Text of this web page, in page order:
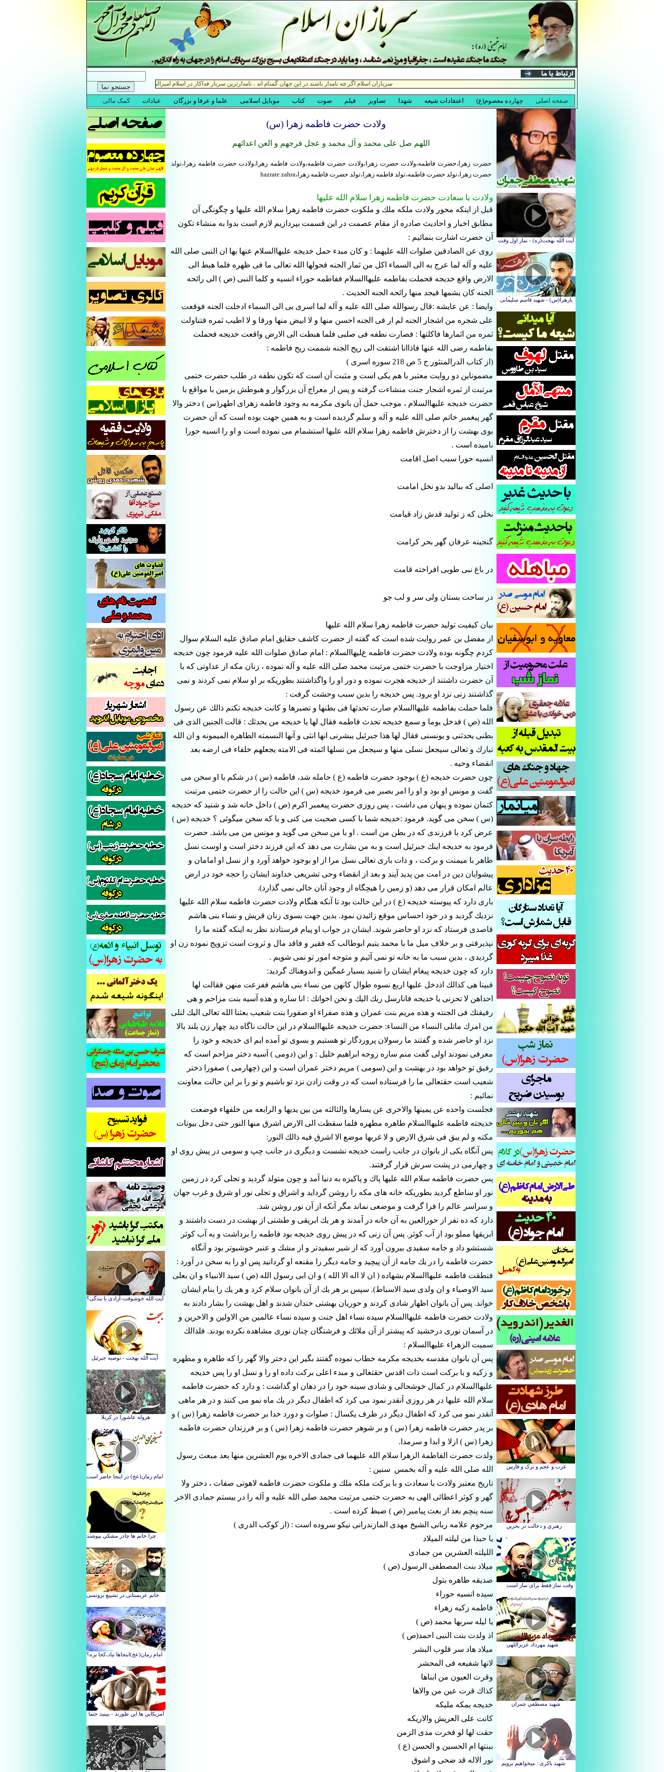
ولادت حضرت فاطمه زهرا (س)
اللهم صل علی محمد و آل محمد و عجل فرجهم و العن اعدائهم
ولادت با سعادت حضرت فاطمه زهرا سلام الله عليها
قبل از اينكه محور ولادت ملكه ملك و ملكوت حضرت فاطمه زهرا سلام الله عليها و چگونگى آن
مطابق اخبار و احاديث صادره از مقام عصمت در اين قسمت بپردازيم لازم است بدوا به منشاء تكون
آن حضرت اشارت بنمائيم :
روى عن الصادقين صلوات الله عليهما : و كان مبدء حمل خديجه عليهاالسلام عنها بها ان النبى صلى الله
عليه و آله لما عرج به الى السماء اكل من ثمار الجنه فحولها الله تعالى ما فى ظهره فلما هبط الى
الارض واقع خديجه فحملت بفاطمه عليهاالسلام ففاطمه حوراء انسيه و كلما النبى (ص ) الى رائحه
الجنه كان يشمها فيجد منها رائحه الجنه الحديث .
وايضا : عن عايشه :قال رسوالله صلى الله عليه و آله لما اسرى بى الى السماء ادخلت الجنه فوقعت
على شجره من اشجار الجنه لم ار فى الجنه احسن منها و لا ابيض منها ورقا و لا اطيب ثمره فتناولت
ثمره من اثمارها فاكلتها : فصارت نطفه فى صلبى فلما هبطت الى الارض واقعت خديجه فحملت
بفاطمه رضى الله عنها فاذاانا اشتقت الى ريح الجنه شممت ريح فاطمه :
(از كتاب الدرالمنثور ج 5 ص 218 سوره اسرى )
مضموناين دو روايت معتبر با هم يكى است و مثبت آن است كه تكون نطفه در طلب حضرت ختمى
مرتبت از ثمره اشجار جنت منشاءت گرفته و پس از معراج آن بزرگوار و هبوطش بزمين با مواقع با
حضرت خديجه عليهاالسلام ، موجب حمل آن بانوى مكرمه به وجود فاطمه زهراى اطهر(س ) دختر والا
گهر پيغمبر خاتم صلى الله عليه و آله و سلم گرديده است و به همين جهت بوده است كه آن حضرت
بوى بهشت را از دخترش فاطمه زهرا سلام الله عليها استشمام مى نموده است و او را انسيه حورا
ناميده است .
انسيه حورا سبب اصل اقامت
اصلى كه بباليد بدو نخل امامت
نخلى كه ز توليد قدش زاد قيامت
گنجينه عرفان گهر بحر كرامت
در باغ نبى طوبى افراخته قامت
در ساحت بستان ولى سر و لب جو
بيان كيفيت توليد حضرت فاطمه زهرا سلام الله عليها
از مفضل بن عمر روايت شده است كه گفته از حضرت كاشف حقايق امام صادق عليه السلام سوال
كردم چگونه بوده ولادت حضرت فاطمه عليهاالسلام : امام صادق صلوات الله عليه فرمود چون خديجه
اختيار مزاوجت با حضرت ختمى مرتبت محمد صلى الله عليه و آله نموده ، زنان مكه از عداوتى كه با
آن حضرت داشتند از خديجه هجرت نموده و دور او را واگذاشتند بطوريكه بر او سلام نمى كردند و نمى
گذاشتند زنى نزد او برود. پس خديجه را بدين سبب وحشت گرفت :
فلما حملت بفاطمه عليهاالسلام صارت تحدثها فى بطنها و تصبرها و كانت خديجه تكتم ذالك عن رسول
الله (ص ) فدخل يوما و سمع خديجه تحدث فاطمه فقال لها يا خديجه من يحدثك : قالت الجنين الذى فى
بطنى يحدثنى و يونسنى فقال لها هذا جبرئيل يبشرنى انها انثى و آنها النسمته الطاهره الميمونه و ان الله
تبارك و تعالى سيجعل نسلى منها و سيجعل من نسلها ائمته فى الامته يجعلهم خلفاء فى ارضه بعد
انقضاء وحيه .
چون حضرت خديجه (ع ) بوجود حضرت فاطمه (ع ) حامله شد، فاطمه (س ) در شكم با او سخن مى
گفت و مونس او بود و او را امر بصبر مى فرمود خديجه (س ) اين حالت را از حضرت ختمى مرتبت
كتمان نموده و پنهان مى داشت ، پس روزى حضرت پيغمبر اكرم (ص ) داخل خانه شد و شنيد كه خديجه
(س ) سخن مى گويد. فرمود :خديجه شما با كسى صحبت مى كنى و با كه سخن ميگوئى ؟ خديجه (س )
عرض كرد با فرزندى كه در بطن من است . او با من سخن مى گويد و مونس من مى باشد. حضرت
فرمود به خديجه اينك جبرئيل است و به من بشارت مى دهد كه اين فرزند دختر است و اوست نسل
طاهر با ميمنت و بركت ، و ذات بارى تعالى نسل مرا از او بوجود خواهد آورد و از نسل او امامان و
پيشوايان دين در امت من پديد آيند و بعد از انقضاء وحى تشريعى خداوند ايشان را حجه خود در ارض ‍
عالم امكان قرار مى دهد (و زمين را هيچگاه از وجود آنان خالى نمى گذارد).
بارى دارد كه پيوسته خديجه (ع ) در اين حالت بود تا آنكه هنگام ولادت حضرت فاطمه سلام الله عليها
نزديك گرديد و در خود احساس موقع زائيدن نمود. بدين جهت بسوى زنان قريش و نساء بنى هاشم
قاصدى فرستاد كه نزد او حاضر شوند. ايشان در جواب او پيام فرستادند نظر به اينكه گفته ما را
نپذيرفتى و بر خلاف ميل ما با محمد يتيم ابوطالب كه فقير و فاقد مال و ثروت است تزويج نموده زن او
گرديدى ، بدين سبب ما به خانه تو نمى آئيم و متوجه امور تو نمى شويم .
دارد كه چون خديجه پيغام ايشان را شنيد بسيار غمگين و اندوهناك گرديد:
فبينا هى كذالك اذدخل عليها اربع نسوه طوال كانهن من نساء بنى هاشم ففزعت منهن فقالت لها
احداهن لا تحزنى يا خديجه فانارسل ربك اليك و نحن اخواتك : انا ساره و هذه آسيه بنت مزاحم و هى
رفيقتك فى الجنته و هذه مريم بنت عمران و هذه صفراء او صفورا بنت شعيب بعثنا الله تعالى اليك لنلى
من امرك ماتلى النساء من النساء: حضرت خديجه عليهاالسلام در اين حالت ناگاه ديد چهار زن بلند بالا
نزد او حاضر شده و گفتند ما رسولان پروردگار تو هستيم و بسوى تو آمده ايم اى خديجه و خود را
معرفى نمودند اولى گفت منم ساره زوجه ابراهيم خليل : و اين (دومى ) آسيه دختر مزاحم است كه
رفيق تو خواهد بود در بهشت و اين (سومى ) مريم دختر عمران است و اين (چهارمى ) صفورا دختر
شعيب است حقتعالى ما را فرستاده است كه در وقت زادن نزد تو باشيم و تو را بر اين حالت معاونت
نمائيم :
فجلست واحده عن يمينها والاخرى عن يسارها والثالثه من بين يديها و الرابعه من خلفهاء فوضعت
خديجته فاطمه عليهاالسلام طاهره مطهره فلما سقطت الى الارض اشرق منها النور حتى دخل بيوتات
مكته و لم يبق فى شرق الارض و لا غربها موضع الا اشرق فيه ذالك النور:
پس آنگاه يكى از بانوان در جانب راست خديجه نشست و ديگرى در جانب چپ و سومى در پيش روى او
و چهارمى در پشت سرش قرار گرفتند.
پس حضرت فاطمه سلام الله عليها پاك و پاكيزه به دنيا آمد و چون متولد گرديد و تجلى كرد در زمين
نور او ساطع گرديد بطوريكه خانه هاى مكه را روشن گردايد و اشراق و تجلى نور او شرق و غرب جهان
و سراسر عالم را فرا گرفت و موضعى نماند مگر آنكه از آن نور روشن شد.
دارد كه ده نفر از حورالعين به آن خانه در آمدند و هر يك ابريقى و طشتى از بهشت در دست داشتند و
ابريقها مملو بود از آب كوثر. پس آن زنى كه در پيش روى خديجه بود فاطمه را برداشت و به آب كوثر
شستشو داد و جامه سفيدى بيرون آورد كه از شير سفيدتر و از مشك و عنبر خوشبوتر بود و آنگاه
حضرت فاطمه را در يك جامه از آن پيچيد و جامه ديگر را مقنعه او گردانيد پس او را به سخن در آورد :
فنطقت فاطمه عليهاالسلام بشهاده ( ان لا اله الا الله ) و ان ابى رسول الله (ص ) سيد الانبياء و ان بعلى
سيد الاوصياء و ان ولدى سيد الاسباط). سپس بر هر يك از آن بانوان سلام كرد و هر يك را بنام ايشان
خواند. پس آن بانوان اظهار شادى كردند و حوريان بهشتى خندان شدند و اهل بهشت را بشار دادند به
ولادت حضرت فاطمه عليهاالسلام سيده نساء اهل جنت و سيده نساء عالمين من الاولين و الاخرين و
در آسمان نورى درخشيد كه پيشتر از آن ملائك و فرشتگان چنان نورى مشاهده نكرده بودند. فلذالك
سميت الزهراء عليهاالسلام :
پس آن بانوان مقدسه بخديجه مكرمه خطاب نموده گفتند بگير اين دختر والا گهر را كه طاهره و مطهره
و زكيه و با بركت است ذات اقدس حقتعالى و مبدء اعلى بركت داده او را و نسل او را پس خديجه
عليهاالسلام در كمال خوشحالى و شادى سينه خود را در دهان او گذاشت : و دارد كه حضرت فاطمه
سلام الله عليها در هر روزى آنقدر نمود مى كرد كه اطفال ديگر در يك ماه نمو مى كنند و در هر ماهى
آنقدر نمو مى كرد كه اطفال ديگر در ظرف يكسال : صلوات و دورد خدا بر حضرت فاطمه زهرا (س ) و
بر پدر حضرت فاطمه زهرا (س ) و بر شوهر حضرت فاطمه زهرا (س ) و بر فرزندان حضرت فاطمه
زهرا (س ) ازلا و ابدا و سرمدا.
ولدت حضرت الفاطمة الزهرا سلام الله عليهما فى جمادى الاخره يوم العشرين منها بعد مبعث رسول
الله صلى الله عليه و آله بخمس ‍ سنين :
تاريخ معتبر ولادت با سعادت و با بركت ملكه ملك و ملكوت حضرت فاطمه لاهوتى صفات ، دختر ولا
گهر و كوثر اعطائى الهى به حضرت ختمى مرتبت محمد صلى الله عليه و آله را در بيستم جمادى الاخر
سنه پنچم بعد از بعث پيامبر (ص ) ضبط كرده است .
مرحوم علامه ربانى الشيخ مهدى المازندرانى نيكو سروده است : (از كوكب الدرى )
يا حبذا من ليلته الميلاد
الليلته العشرين من جمادى
ميلاد بنت المصطفى الرسول (ص )
صديقه طاهره بتول
سيده انسيه حوراء
فاطمه زكيه زهراء
يا ليله سربها محمد (ص )
اذ ولدت بنت النبى احمد(ص )
ميلاد هاد سر قلوب البشر
لانها شفيعه فى المحشر
وقرت العيون من ابناها
كذاك قرت عين من والاها
خديجه بمكه مليكه
كانت على العريش والاريكه
حقت لها لو فخرت مدى الزمن
ببنتها ام الحسين و الحسن (ع )
نور الاله قد ضحى و اشوق
حضرت زهرا،حضرت فاطمه،ولادت حضرت زهرا،ولادت حضرت فاطمه،ولادت فاطمه زهرا،ولادت حضرت فاطمه زهرا،تولد
حضرت زهرا،تولد حضرت فاطمه،تولد فاطمه زهرا،تولد حضرت فاطمه زهرا،hazrate zahra